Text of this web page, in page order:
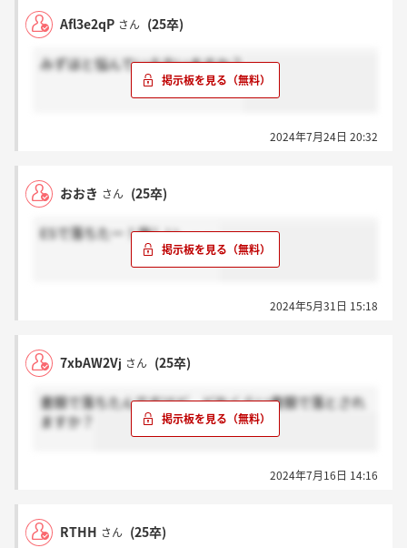
Afl3e2qP さん (25卒)
みずほと悩んでいる方いますか？
2024年7月24日 20:32
おおき さん (25卒)
ESで落ちたー！悔しい。。。
2024年5月31日 15:18
7xbAW2Vj さん (25卒)
書類で落ちたんですけど、どれくらい書類で落とされ
ますか？
2024年7月16日 14:16
RTHH さん (25卒)